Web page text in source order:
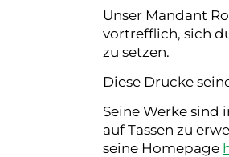
Unser Mandant
vortrefflich, sich
zu setzen.
Diese Drucke
Seine Werke sind
auf Tassen zu
seine Homepage